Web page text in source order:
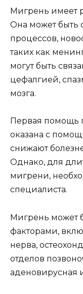
Мигрень имеет
Она может быть
процессов,
таких как
могут быть
цефалгией,
мозга.
Первая помощь
оказана с
снижают
Однако, для
мигрени,
специалиста.
Мигрень может
факторами,
нерва,
отделов
аденовирусная